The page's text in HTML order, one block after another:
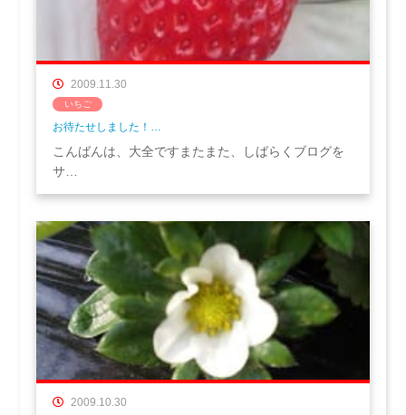
2009.11.30
いちご
お待たせしました！…
こんばんは、大全ですまたまた、しばらくブログを
サ…
2009.10.30